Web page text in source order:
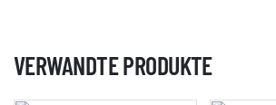
VERWANDTE PRODUKTE